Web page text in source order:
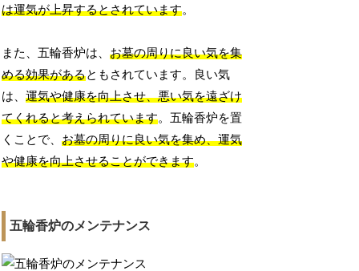
は運気が上昇するとされています。
また、五輪香炉は、お墓の周りに良い気を集
める効果があるともされています。良い気
は、運気や健康を向上させ、悪い気を遠ざけ
てくれると考えられています。五輪香炉を置
くことで、お墓の周りに良い気を集め、運気
や健康を向上させることができます。
五輪香炉のメンテナンス